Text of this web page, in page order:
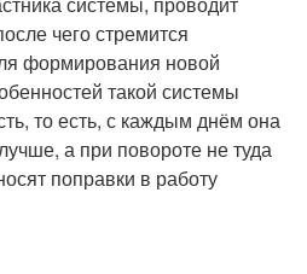
чего стремится
формирования новой
такой системы
то есть, с каждым днём она
а при повороте не туда
поправки в работу